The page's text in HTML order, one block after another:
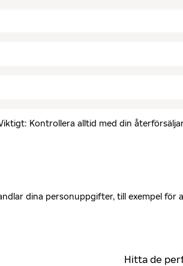
Kontrollera alltid med din
dina personuppgifter, till exempel
Hitta de